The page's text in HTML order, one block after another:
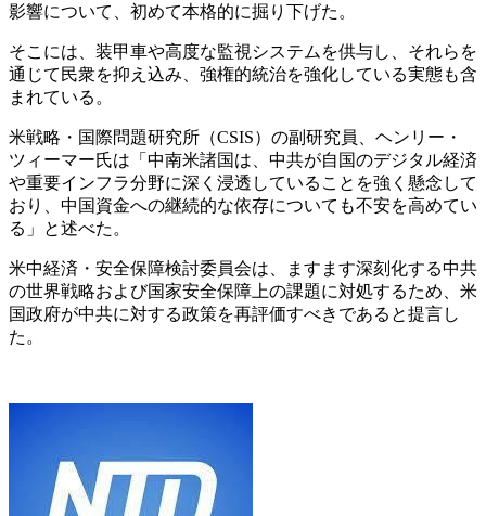
影響について、初めて本格的に掘り下げた。​
そこには、装甲車や高度な監視システムを供与し、それらを
通じて民衆を抑え込み、強権的統治を強化している実態も含
まれている。
米戦略・国際問題研究所（CSIS）の副研究員、ヘンリー・
ツィーマー氏は「中南米諸国は、中共が自国のデジタル経済
や重要インフラ分野に深く浸透していることを強く懸念して
おり、中国資金への継続的な依存についても不安を高めてい
る」と述べた。
米中経済・安全保障検討委員会は、ますます深刻化する中共
の世界戦略および国家安全保障上の課題に対処するため、米
国政府が中共に対する政策を再評価すべきであると提言し
た。